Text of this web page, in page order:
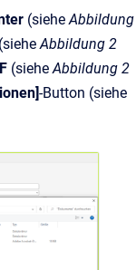
(sieheAbbildung
(sieheAbbildung 2
(sieheAbbildung 2
-Button (siehe